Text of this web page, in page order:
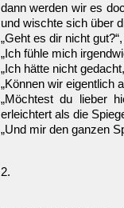
dann werden wir es
und wischte sich über
„Geht es dir nicht
„Ich fühle mich
„Ich hätte nicht
„Können wir eigentlich
„Möchtest du lieber
erleichtert als die
„Und mir den ganzen
2.